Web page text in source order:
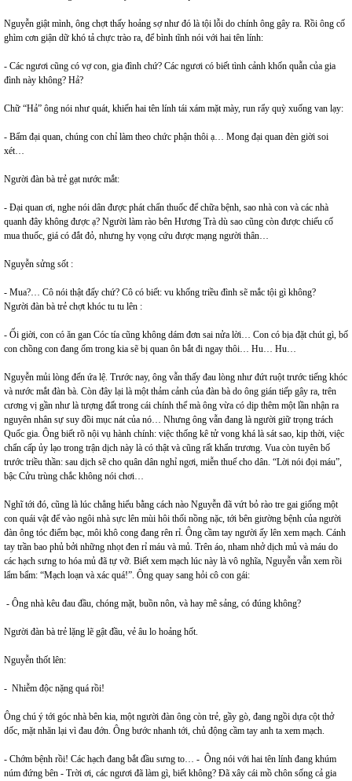
Nguyễn giật mình, ông chợt thấy hoảng sợ như đó là tội lỗi do chính ông gây ra. Rồi ông cố
ghìm cơn giận dữ khó tả chực trào ra, để bình tĩnh nói với hai tên lính:
- Các ngươi cũng có vợ con, gia đình chứ? Các ngươi có biết tình cảnh khốn quẫn của gia
đình này không? Hả?
Chữ “Hả” ông nói như quát, khiến hai tên lính tái xám mặt mày, run rẩy quỳ xuống van lạy:
- Bẩm đại quan, chúng con chỉ làm theo chức phận thôi ạ… Mong đại quan đèn giời soi
xét…
Người đàn bà trẻ gạt nước mắt:
- Đại quan ơi, nghe nói dân được phát chẩn thuốc để chữa bệnh, sao nhà con và các nhà
quanh đây không được ạ? Người làm rào bên Hương Trà dù sao cũng còn được chiếu cố
mua thuốc, giá có đắt đỏ, nhưng hy vọng cứu được mạng người thân…
Nguyễn sửng sốt :
- Mua?… Cô nói thật đấy chứ? Cô có biết: vu khống triều đình sẽ mắc tội gì không?
Người đàn bà trẻ chợt khóc tu tu lên :
- Ối giời, con có ăn gan Cóc tía cũng không dám đơn sai nửa lời… Con có bịa đặt chút gì, bố
con chồng con đang ốm trong kia sẽ bị quan ôn bắt đi ngay thôi… Hu… Hu…
Nguyễn mủi lòng đến ứa lệ. Trước nay, ông vẫn thấy đau lòng như đứt ruột trước tiếng khóc
và nước mắt đàn bà. Còn đây lại là một thảm cảnh của đàn bà do ông gián tiếp gây ra, trên
cương vị gần như là tượng đất trong cái chính thể mà ông vừa có dịp thêm một lần nhận ra
nguyên nhân sự suy đồi mục nát của nó… Nhưng ông vẫn đang là người giữ trọng trách
Quốc gia. Ông biết rõ nội vụ hành chính: việc thống kê tử vong khá là sát sao, kịp thời, việc
chẩn cấp ủy lạo trong trận dịch này là có thật và cũng rất khẩn trương. Vua còn tuyên bố
trước triều thần: sau dịch sẽ cho quân dân nghỉ ngơi, miễn thuế cho dân. “Lời nói đọi máu”,
bậc Cửu trùng chắc không nói chơi…
Nghĩ tới đó, cũng là lúc chẳng hiểu bằng cách nào Nguyễn đã vứt bỏ rào tre gai giống một
con quái vật để vào ngôi nhà sực lên mùi hôi thối nồng nặc, tới bên giường bệnh của người
đàn ông tóc điểm bạc, môi khô cong đang rên rỉ. Ông cầm tay người ấy lên xem mạch. Cánh
tay trần bao phủ bởi những nhọt đen rỉ máu và mủ. Trên áo, nham nhở dịch mủ và máu do
các hạch sưng to hóa mủ đã tự vỡ. Biết xem mạch lúc này là vô nghĩa, Nguyễn vẫn xem rồi
lẩm bẩm: “Mạch loạn và xác quá!”. Ông quay sang hỏi cô con gái:
- Ông nhà kêu đau đầu, chóng mặt, buồn nôn, và hay mê sảng, có đúng không?
Người đàn bà trẻ lặng lẽ gật đầu, vẻ âu lo hoảng hốt.
Nguyễn thốt lên:
- Nhiễm độc nặng quá rồi!
Ông chú ý tới góc nhà bên kia, một người đàn ông còn trẻ, gầy gò, đang ngồi dựa cột thở
dốc, mặt nhăn lại vì đau đớn. Ông bước nhanh tới, chủ động cầm tay anh ta xem mạch.
- Chớm bệnh rồi! Các hạch đang bắt đầu sưng to… - Ông nói với hai tên lính đang khúm
núm đứng bên - Trời ơi, các ngươi đã làm gì, biết không? Đã xây cái mồ chôn sống cả gia